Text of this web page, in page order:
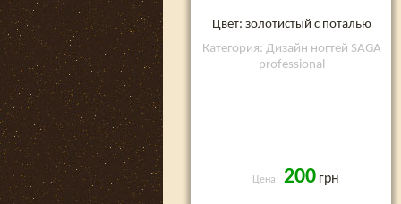
Цвет: золотистый с поталью
Категория: Дизайн ногтей SAGA
professional
Цена: 200 грн